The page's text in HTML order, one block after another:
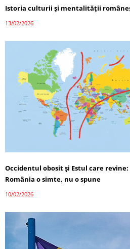
Istoria culturii și mentalității
13/02/2026
Occidentul obosit și Estul care
România o simte, nu o spune
10/02/2026